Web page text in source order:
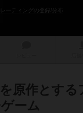
ーティングの登録/分布
原作とす
ーム